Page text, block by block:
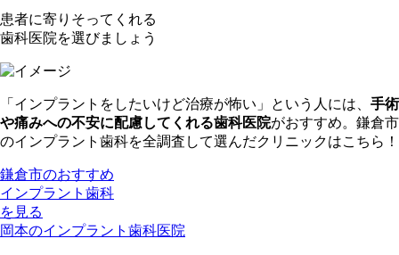
患者に寄りそってくれる
歯科医院を選びましょう
「インプラントをしたいけど治療が怖い」という人には、 手術
や痛みへの不安に配慮してくれる歯科医院がおすすめ。鎌倉市
のインプラント歯科を全調査して選んだクリニックはこちら！
鎌倉市のおすすめ
インプラント歯科
を見る
岡本のインプラント歯科医院